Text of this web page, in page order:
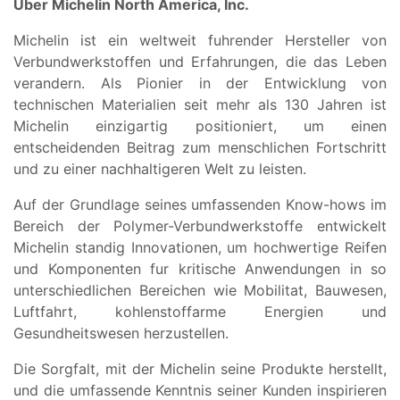
Uber Michelin North America, Inc.
Michelin ist ein weltweit fuhrender Hersteller von
Verbundwerkstoffen und Erfahrungen, die das Leben
verandern. Als Pionier in der Entwicklung von
technischen Materialien seit mehr als 130 Jahren ist
Michelin einzigartig positioniert, um einen
entscheidenden Beitrag zum menschlichen Fortschritt
und zu einer nachhaltigeren Welt zu leisten.
Auf der Grundlage seines umfassenden Know-hows im
Bereich der Polymer-Verbundwerkstoffe entwickelt
Michelin standig Innovationen, um hochwertige Reifen
und Komponenten fur kritische Anwendungen in so
unterschiedlichen Bereichen wie Mobilitat, Bauwesen,
Luftfahrt, kohlenstoffarme Energien und
Gesundheitswesen herzustellen.
Die Sorgfalt, mit der Michelin seine Produkte herstellt,
und die umfassende Kenntnis seiner Kunden inspirieren